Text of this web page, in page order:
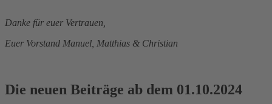
Danke für euer Vertrauen,
Euer Vorstand Manuel, Matthias & Christian
Die neuen Beiträge ab dem 01.10.2024